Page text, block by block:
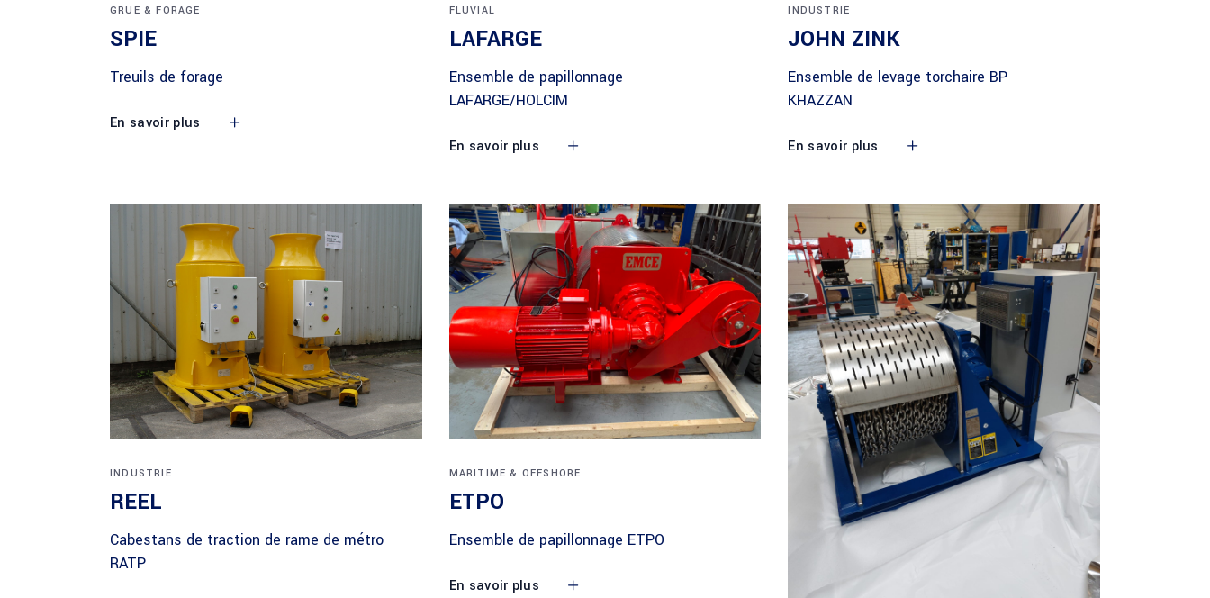
GRUE & FORAGE
SPIE
Treuils de forage
En savoir plus
FLUVIAL
LAFARGE
Ensemble de papillonnage
LAFARGE/HOLCIM
En savoir plus
INDUSTRIE
JOHN ZINK
Ensemble de levage torchaire BP
KHAZZAN
En savoir plus
INDUSTRIE
REEL
Cabestans de traction de rame de métro
RATP
MARITIME & OFFSHORE
ETPO
Ensemble de papillonnage ETPO
En savoir plus